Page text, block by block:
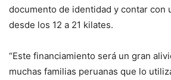
documento de identidad y contar con
desde los 12 a 21 kilates.
“Este financiamiento será un gran
muchas familias peruanas que lo